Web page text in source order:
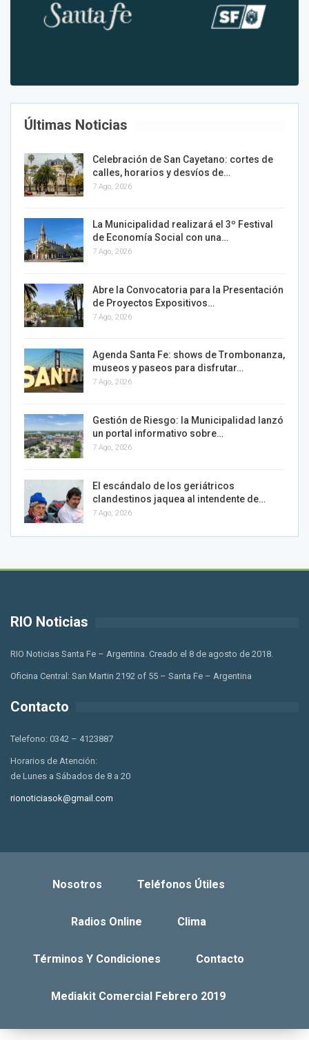
Últimas Noticias
Celebración de San Cayetano: cortes de
calles, horarios y desvíos de…
7 Ago, 2026
La Municipalidad realizará el 3º Festival
de Economía Social con una…
7 Ago, 2026
Abre la Convocatoria para la Presentación
de Proyectos Expositivos…
7 Ago, 2026
Agenda Santa Fe: shows de Trombonanza,
museos y paseos para disfrutar…
7 Ago, 2026
Gestión de Riesgo: la Municipalidad lanzó
un portal informativo sobre…
7 Ago, 2026
El escándalo de los geriátricos
clandestinos jaquea al intendente de…
7 Ago, 2026
RIO Noticias
RIO Noticias Santa Fe – Argentina. Creado el 8 de agosto de 2018.
Oficina Central: San Martin 2192 of 55 – Santa Fe – Argentina
Contacto
Telefono: 0342 – 4123887
Horarios de Atención:
de Lunes a Sábados de 8 a 20
rionoticiasok@gmail.com
Nosotros Teléfonos Útiles
Radios Online Clima
Términos Y Condiciones Contacto
Mediakit Comercial Febrero 2019